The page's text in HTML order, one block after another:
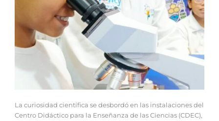
La curiosidad científica se desbordó en las instalaciones del
Centro Didáctico para la Enseñanza de las Ciencias (CDEC),